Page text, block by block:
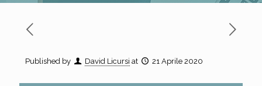
Published by David Licursi at 21 Aprile 2020